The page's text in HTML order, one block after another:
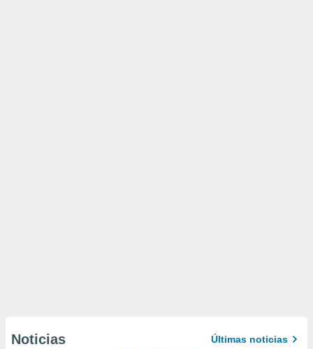
Noticias Últimas noticias